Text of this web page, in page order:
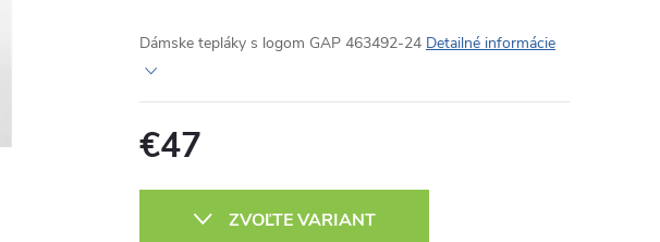
Dámske tepláky s logom GAP 463492-24 Detailné informácie
€47
ZVOĽTE VARIANT